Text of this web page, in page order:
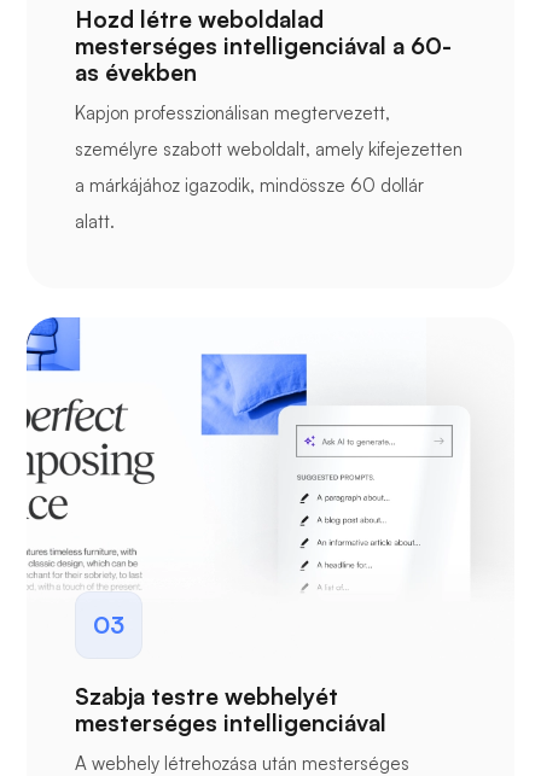
Hozd létre weboldalad
mesterséges intelligenciával a 60-
as években
Kapjon professzionálisan megtervezett,
személyre szabott weboldalt, amely kifejezetten
a márkájához igazodik, mindössze 60 dollár
alatt.
03
Szabja testre webhelyét
mesterséges intelligenciával
A webhely létrehozása után mesterséges